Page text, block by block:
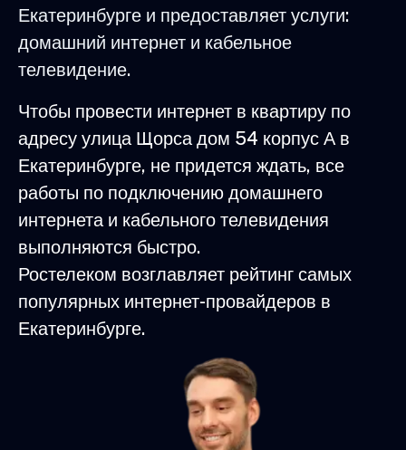
Екатеринбурге и предоставляет услуги:
домашний интернет и кабельное
телевидение.
Чтобы провести интернет в квартиру по
адресу улица Щорса дом 54 корпус А в
Екатеринбурге, не придется ждать, все
работы по подключению домашнего
интернета и кабельного телевидения
выполняются быстро.
Ростелеком возглавляет рейтинг самых
популярных интернет-провайдеров в
Екатеринбурге.